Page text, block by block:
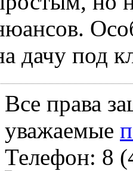
дачу под
Все права
уважаемые
Телефон: 8